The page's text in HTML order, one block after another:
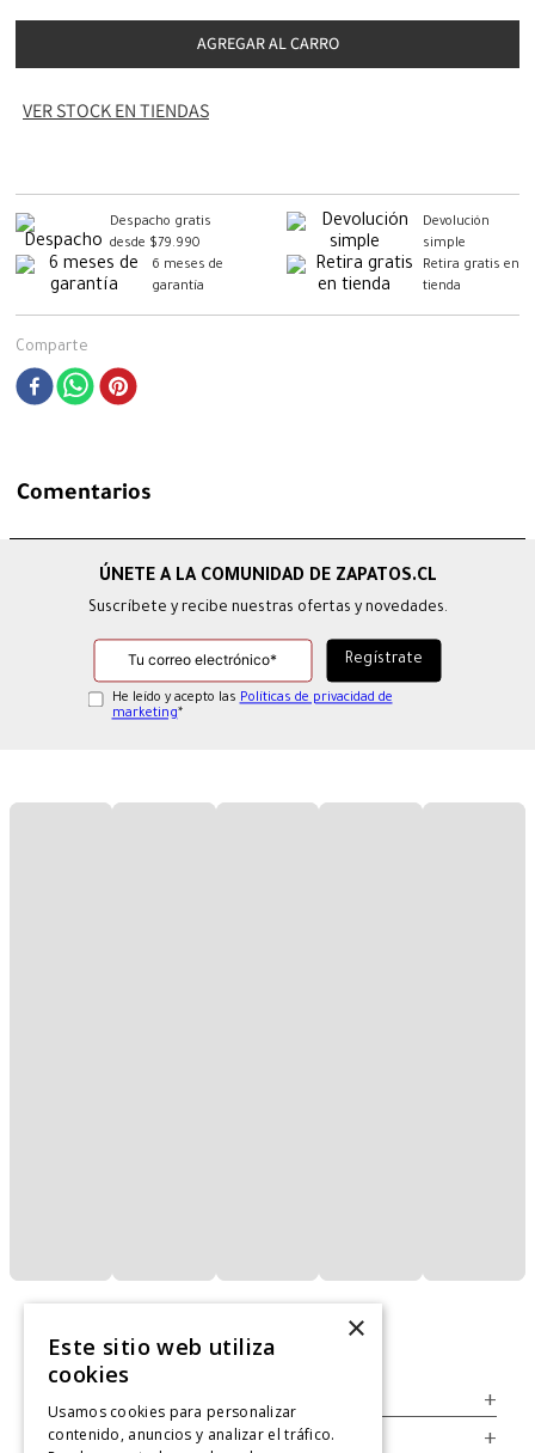
AGREGAR AL CARRO
VER STOCK EN TIENDAS
Despacho gratis
desde $79.990
Devolución
simple
6 meses de
garantía
Retira gratis en
tienda
Comparte
Comentarios
Suscríbete y recibe nuestras ofertas y novedades.
He leído y acepto las Políticas de privacidad de
marketing*
+
Legal +
×
Este sitio web utiliza
cookies
Usamos cookies para personalizar
contenido, anuncios y analizar el tráfico.